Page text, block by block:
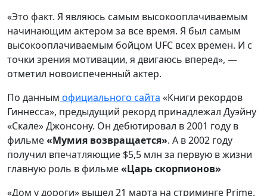
«Это факт. Я являюсь самым высокооплачиваемым
начинающим актером за все время. Я был самым
высокооплачиваемым бойцом UFC всех времен. И с
точки зрения мотивации, я двигаюсь вперед», —
отметил новоиспеченный актер.
По данным официального сайта «Книги рекордов
Гиннесса», предыдущий рекорд принадлежал Дуэйну
«Скале» Джонсону. Он дебютировал в 2001 году в
фильме«Мумия возвращается». А в 2002 году
получил впечатляющие $5,5 млн за первую в жизни
главную роль в фильме«Царь скорпионов»
«Дом у дороги» вышел 21 марта на стриминге Prime.